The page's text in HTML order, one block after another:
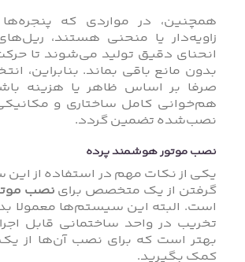
همچنین، در مواردی که
زاویه‌دار یا منحنی هستند،
انحنای دقیق تولید می‌شوند تا
بدون مانع باقی بماند. بنابراین،
صرفا بر اساس ظاهر یا هزینه
هم‌خوانی کامل ساختاری و
نصب‌شده تضمین گردد.
نصب موتور هوشمند پرده
یکی از نکات مهم در استفاده از
گرفتن از یک متخصص برای نصب
است. البته این سیستم‌ها معمولا
تخریب در واحد ساختمانی قابل
بهتر است که برای نصب آن‌ها از یک
کمک بگیرید.